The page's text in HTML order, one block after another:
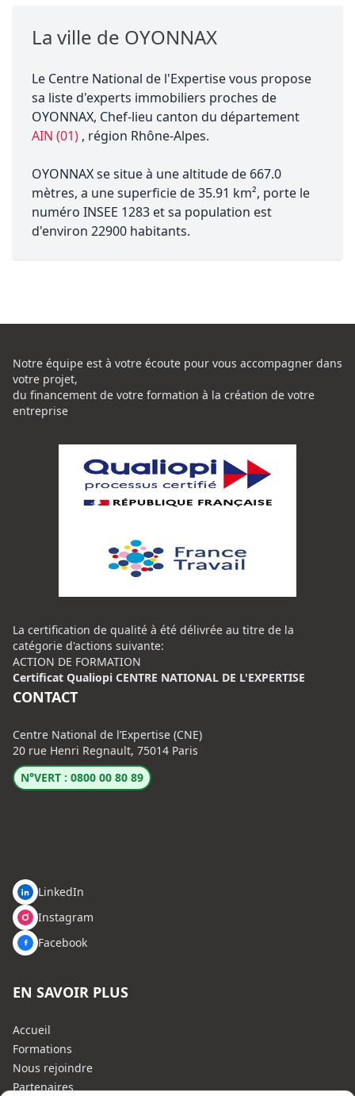
La ville de OYONNAX
Le Centre National de l'Expertise vous propose
sa liste d'experts immobiliers proches de
OYONNAX, Chef-lieu canton du département
AIN (01) , région Rhône-Alpes.
OYONNAX se situe à une altitude de 667.0
mètres, a une superficie de 35.91 km², porte le
numéro INSEE 1283 et sa population est
d'environ 22900 habitants.
Notre équipe est à votre écoute pour vous accompagner dans
votre projet,
du financement de votre formation à la création de votre
entreprise
La certification de qualité à été délivrée au titre de la
catégorie d'actions suivante:
ACTION DE FORMATION
Certificat Qualiopi CENTRE NATIONAL DE L'EXPERTISE
CONTACT
Centre National de l’Expertise (CNE)
20 rue Henri Regnault, 75014 Paris
N°VERT : 0800 00 80 89
LinkedIn
Instagram
Facebook
EN SAVOIR PLUS
Accueil
Formations
Nous rejoindre
Partenaires